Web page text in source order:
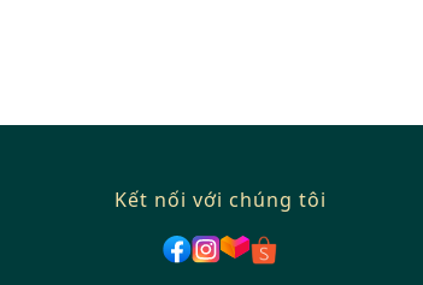
Kết nối với chúng tôi